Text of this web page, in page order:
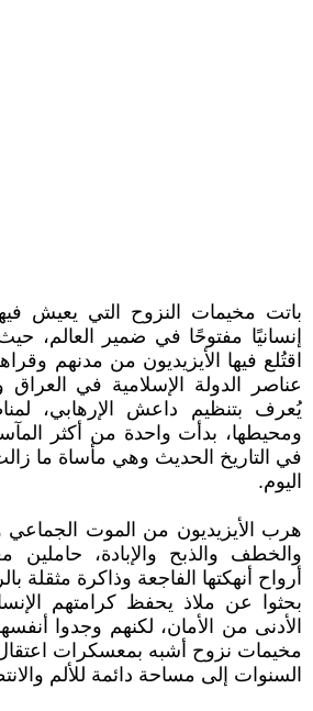
باتت مخيمات النزوح التي يعيش
إنسانيًا مفتوحًا في ضمير العالم،
اقتُلع فيها الأيزيديون من مدنهم
عناصر الدولة الإسلامية في العراق
يُعرف بتنظيم داعش الإرهابي،
ومحيطها، بدأت واحدة من أكثر
في التاريخ الحديث وهي مأساة ما
اليوم.
هرب الأيزيديون من الموت
والخطف والذبح والإبادة،
أرواح أنهكتها الفاجعة وذاكرة مثقلة
بحثوا عن ملاذ يحفظ كرامتهم
الأدنى من الأمان، لكنهم وجدوا
مخيمات نزوح أشبه بمعسكرات
السنوات إلى مساحة دائمة للألم